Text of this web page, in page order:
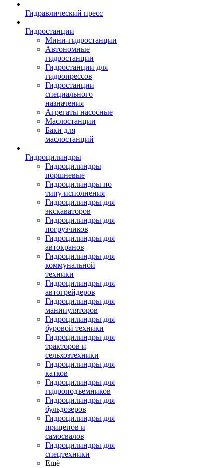
Гидравлический пресс
Гидростанции
Мини-гидростанции
Автономные
гидростанции
Гидростанции для
гидропрессов
Гидростанции
специального
назначения
Агрегаты насосные
Маслостанции
Баки для
маслостанций
Гидроцилиндры
Гидроцилиндры
поршневые
Гидроцилиндры по
типу исполнения
Гидроцилиндры для
экскаваторов
Гидроцилиндры для
погрузчиков
Гидроцилиндры для
автокранов
Гидроцилиндры для
коммунальной
техники
Гидроцилиндры для
автогрейдеров
Гидроцилиндры для
манипуляторов
Гидроцилиндры для
буровой техники
Гидроцилиндры для
тракторов и
сельхозтехники
Гидроцилиндры для
катков
Гидроцилиндры для
гидроподъемников
Гидроцилиндры для
бульдозеров
Гидроцилиндры для
прицепов и
самосвалов
Гидроцилиндры для
спецтехники
Ещё